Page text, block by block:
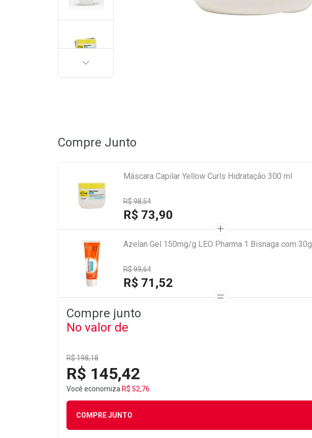
PRÓXIMA
Compre Junto
Máscara Capilar Yellow Curls Hidratação 300 ml
R$ 98,54
R$ 73,90
Azelan Gel 150mg/g LEO Pharma 1 Bisnaga com 30g
R$ 99,64
R$ 71,52
Compre junto
No valor de
R$ 198,18
R$ 145,42
Você economiza R$ 52,76
COMPRE JUNTO